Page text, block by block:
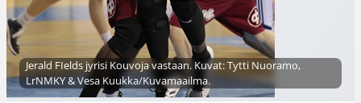
Jerald FIelds jyrisi Kouvoja vastaan. Kuvat: Tytti Nuoramo,
LrNMKY & Vesa Kuukka/Kuvamaailma.